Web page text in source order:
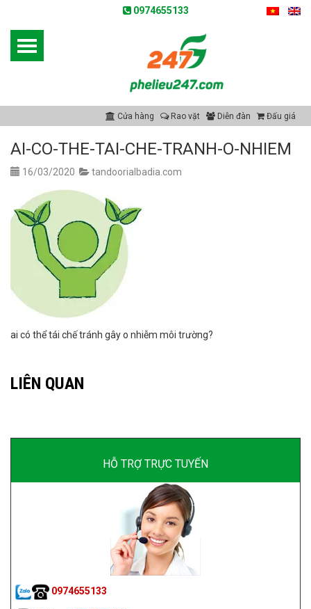
0974655133
Cửa hàng Rao vặt Diễn đàn Đấu giá
AI-CO-THE-TAI-CHE-TRANH-O-NHIEM
16/03/2020 tandoorialbadia.com
ai có thể tái chế tránh gây o nhiễm môi trường?
LIÊN QUAN
HỖ TRỢ TRỰC TUYẾN
0974655133